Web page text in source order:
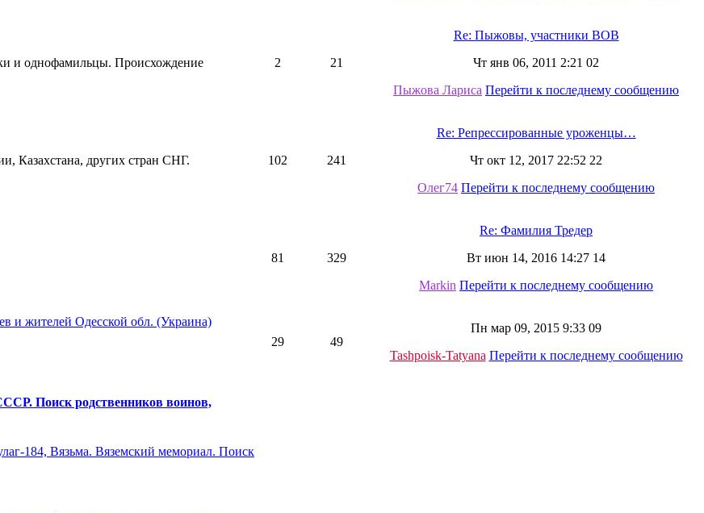
и однофамильцы. Происхождение
2 21
Re: Пыжовы, участники ВОВ
Чт янв 06, 2011 2:21 02
Пыжова Лариса Перейти к последнему сообщению
Казахстана, других стран СНГ.
102 241
Re: Репрессированные уроженцы…
Чт окт 12, 2017 22:52 22
Олег74 Перейти к последнему сообщению
81 329
Re: Фамилия Тредер
Вт июн 14, 2016 14:27 14
Markin Перейти к последнему сообщению
и жителей Одесской обл. (Украина)
29 49
Пн мар 09, 2015 9:33 09
Tashpoisk-Tatyana Перейти к последнему сообщению
Поиск родственников воинов,
184, Вязьма. Вяземский мемориал. Поиск